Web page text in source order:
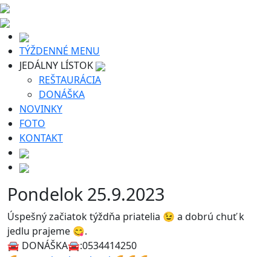
TÝŽDENNÉ MENU
JEDÁLNY LÍSTOK
REŠTAURÁCIA
DONÁŠKA
NOVINKY
FOTO
KONTAKT
Pondelok 25.9.2023
Úspešný začiatok týždňa priatelia 😉 a dobrú chuť k
jedlu prajeme 😋.
🚘 DONÁŠKA🚘:0534414250